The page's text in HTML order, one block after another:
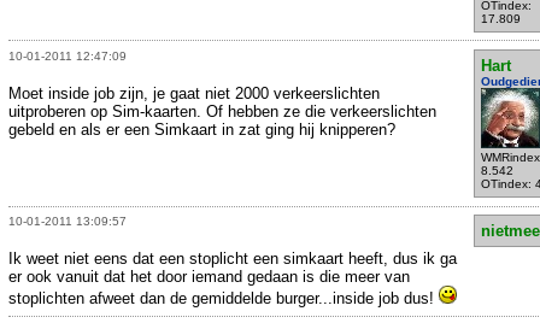
OTindex:
17.809
10-01-2011 12:47:09
Hart
8.542
OTindex:
Moet inside job zijn, je gaat niet 2000 verkeerslichten
uitproberen op Sim-kaarten. Of hebben ze die verkeerslichten
gebeld en als er een Simkaart in zat ging hij knipperen?
10-01-2011 13:09:57
Ik weet niet eens dat een stoplicht een simkaart heeft, dus ik ga
er ook vanuit dat het door iemand gedaan is die meer van
stoplichten afweet dan de gemiddelde burger...inside job dus!